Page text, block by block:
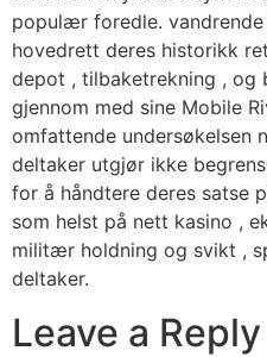
populær foredle.
hovedrett deres historikk
depot , tilbaketrekning , og
gjennom med sine Mobile
omfattende undersøkelsen
deltaker utgjør ikke
for å håndtere deres satse
som helst på nett kasino ,
militær holdning og svikt ,
deltaker.
Leave a Reply